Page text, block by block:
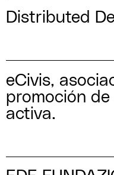
Distributed
eCivis,
promoción
activa.